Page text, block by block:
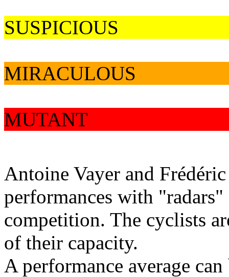
SUSPICIOUS
MIRACULOUS
MUTANT
Antoine Vayer and
performances with
competition. The cyclists
of their capacity.
A performance average